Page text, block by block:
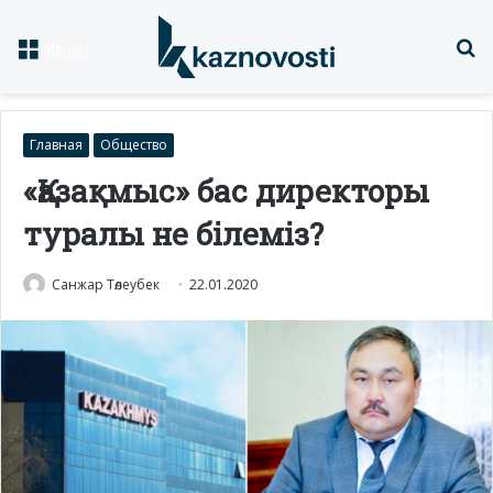
Главная Общество
«Қазақмыс» бас директоры
туралы не білеміз?
Санжар Төлеубек 22.01.2020